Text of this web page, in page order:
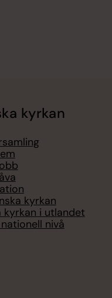
kyrkan
kyrkan
kyrkan i utlandet
nivå